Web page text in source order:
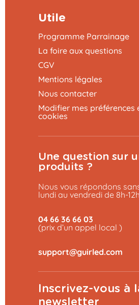
Utile
Programme Parrainage
La foire aux questions
CGV
Mentions légales
Nous contacter
Modifier mes préférences
cookies
Une question sur
produits ?
Nous vous répondons
lundi au vendredi de 8h-
04 66 36 66 03
(prix d’un appel local )
Inscrivez-vous à
newsletter